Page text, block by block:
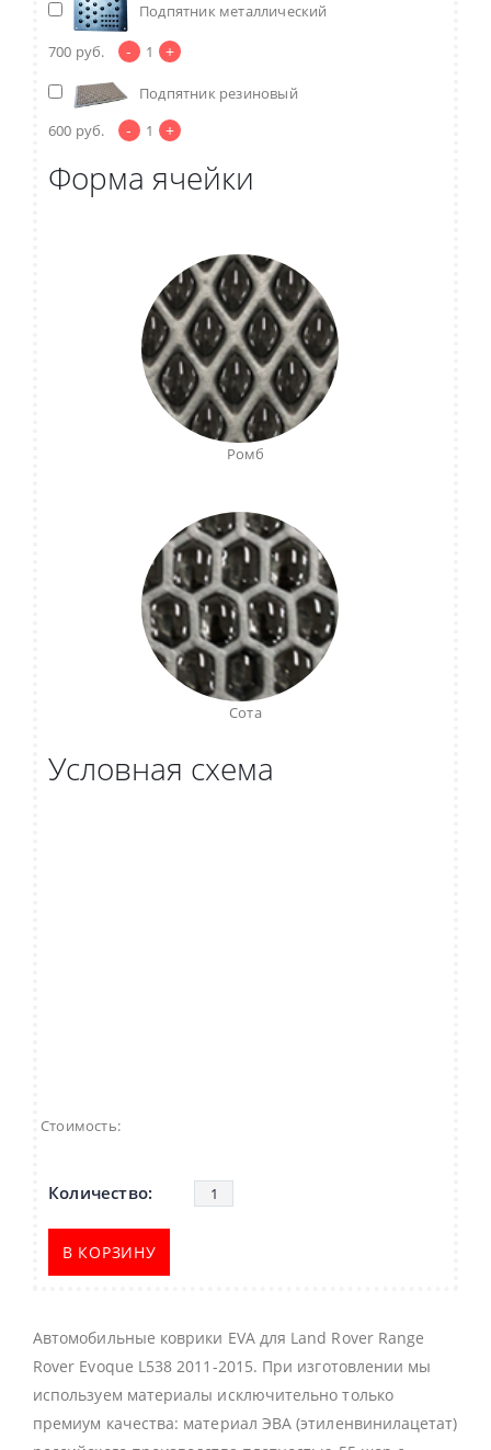
Подпятник металлический
700 руб. - 1 +
Подпятник резиновый
600 руб. - 1 +
Форма ячейки
Ромб
Сота
Условная схема
Стоимость:
В КОРЗИНУ
Автомобильные коврики EVA для Land Rover Range
Rover Evoque L538 2011-2015. При изготовлении мы
используем материалы исключительно только
премиум качества: материал ЭВА (этиленвинилацетат)